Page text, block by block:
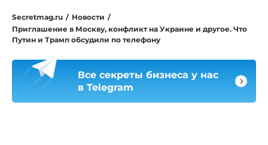
Secretmag.ru / Новости /
Приглашение в Москву, конфликт на Украине и другое. Что
Путин и Трамп обсудили по телефону
Все секреты бизнеса у нас
в Telegram